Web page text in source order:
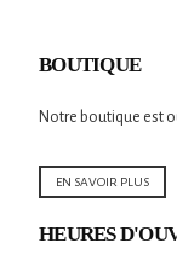
BOUTIQUE
Notre boutique est
EN SAVOIR PLUS
HEURES